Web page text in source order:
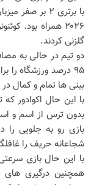
با برتری ۲
گلزنی کردند.
دو تیم در حالی به
۹۵ درصد ورزشگاه
بینی ها تمام و کمال
با این حال اکوادور
بدون ترس از اسم و
بازی رو به جلویی را
شجاعانه حریف را
با این حال بازی
همچنین درگیری های